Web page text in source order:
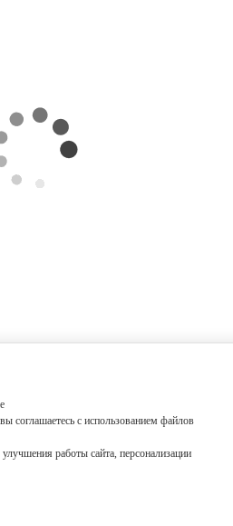
соглашаетесь с использованием файлов
работы сайта, персонализации